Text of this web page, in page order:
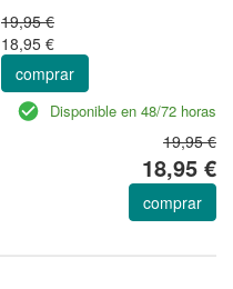
19,95 €
18,95 €
comprar
Disponible en 48/72 horas
19,95 €
18,95 €
comprar